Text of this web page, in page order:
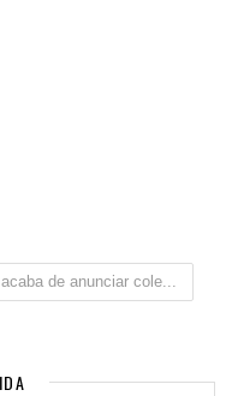
de anunciar cole...